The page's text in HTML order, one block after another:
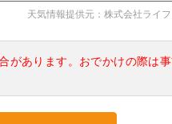
天気情報提供元：株式会社ライ
があります。おでかけの際は